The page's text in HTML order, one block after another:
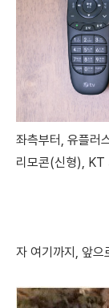
좌측부터, 유플러
리모콘(신형), KT
자 여기까지, 앞으